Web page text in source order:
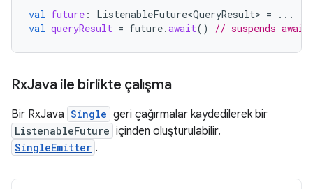
val future : ListenableFuture<QueryResult> =
...
val queryResult = future.await() // suspends
RxJava ile birlikte çalışma
Bir RxJava Single geri çağırmalar kaydedilerek bir
ListenableFuture içinden oluşturulabilir.
SingleEmitter .